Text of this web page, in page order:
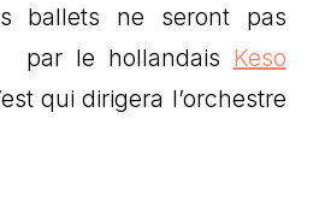
ballets ne seront pas
par le hollandais Keso
qui dirigera l’orchestre